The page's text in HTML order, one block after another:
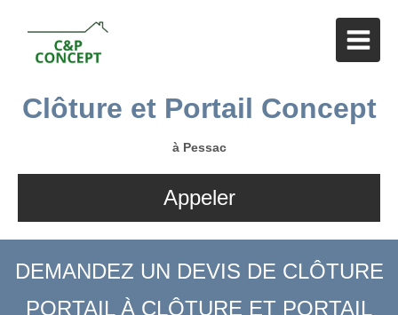
Clôture et Portail Concept
à Pessac
Appeler
DEMANDEZ UN DEVIS DE CLÔTURE
PORTAIL À CLÔTURE ET PORTAIL